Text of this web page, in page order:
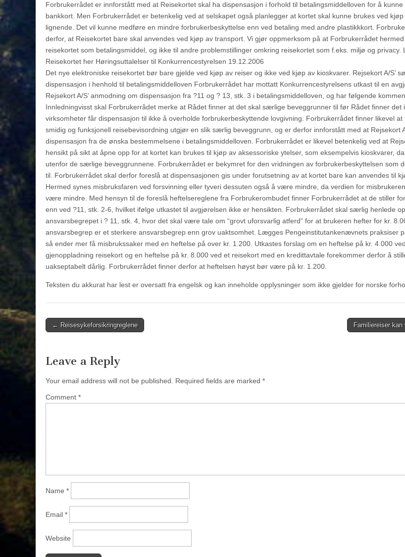
Forbrukerrådet er innforstått med at Reisekortet skal ha dispensasjon i forhold til betalingsmiddelloven for å kunne
bankkort. Men Forbrukerrådet er betenkelig ved at selskapet også planlegger at kortet skal kunne brukes ved
lignende. Det vil kunne medføre en mindre forbrukerbeskyttelse enn ved betaling med andre plastikkkort.
derfor, at Reisekortet bare skal anvendes ved kjøp av transport. Vi gjør oppmerksom på at Forbrukerrådet
reisekortet som betalingsmiddel, og ikke til andre problemstillinger omkring reisekortet som f.eks. miljø og privacy.
Reisekortet her Høringsuttalelser til Konkurrencestyrelsen 19.12.2006
Det nye elektroniske reisekortet bør bare gjelde ved kjøp av reiser og ikke ved kjøp av kioskvarer. Rejsekort A/S’
dispensasjon i henhold til betalingsmiddelloven Forbrukerrådet har mottatt Konkurrencestyrelsens utkast til en
Rejsekort A/S’ anmodning om dispensasjon fra ?11 og ? 13, stk. 3 i betalingsmiddelloven, og har følgende
Innledningvisst skal Forbrukerrådet merke at Rådet finner at det skal særlige beveggrunner til før Rådet finner det
virksomheter får dispensasjon til ikke å overholde forbrukerbeskyttende lovgivning. Forbrukerrådet finner likevel at
smidig og funksjonell reisebevisordning utgjør en slik særlig beveggrunn, og er derfor innforstått med at Rejsekort
dispensasjon fra de ønska bestemmelsene i betalingsmiddelloven. Forbrukerrådet er likevel betenkelig ved at
hensikt på sikt at åpne opp for at kortet kan brukes til kjøp av aksessoriske ytelser, som eksempelvis kioskvarer,
utenfor de særlige beveggrunnene. Forbrukerrådet er bekymret for den vridningen av forbrukerbeskyttelsen som
til. Forbrukerrådet skal derfor foreslå at dispensasjonen gis under forutsetning av at kortet bare kan anvendes til
Hermed synes misbruksfaren ved forsvinning eller tyveri dessuten også å være mindre, da verdien for
være mindre. Med hensyn til de foreslå heftelsereglene fra Forbrukerombudet finner Forbrukerrådet at de stiller
enn ved ?11, stk. 2-6, hvilket ifølge utkastet til avgjørelsen ikke er hensikten. Forbrukerrådet skal særlig henlede
ansvarsbegrepet i ? 11, stk. 4, hvor det skal være tale om “grovt uforsvarlig atferd” for at brukeren hefter for kr.
ansvarsbegrep er et sterkere ansvarsbegrep enn grov uaktsomhet. Lægges Pengeinstitutankenævnets praksiser
så ender mer få misbrukssaker med en heftelse på over kr. 1.200. Utkastes forslag om en heftelse på kr. 4.000
gjenoppladning reisekort og en heftelse på kr. 8.000 ved et reisekort med en kredittavtale forekommer derfor å
uakseptabelt dårlig. Forbrukerrådet finner derfor at heftelsen høyst bør være på kr. 1.200.
Teksten du akkurat har lest er oversatt fra engelsk og kan inneholde opplysninger som ikke gjelder for norske
Post
← Reisesykeforsikringreglene Familiereiser
Leave a Reply
Your email address will not be published. Required fields are marked *
Comment *
Name *
Email *
Website